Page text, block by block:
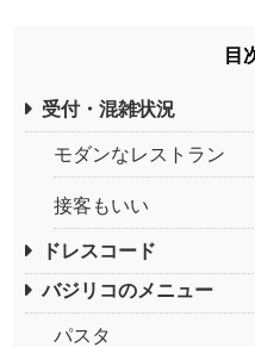
目
受付・混雑状況
モダンなレストラン
接客もいい
ドレスコード
バジリコのメニュー
パスタ